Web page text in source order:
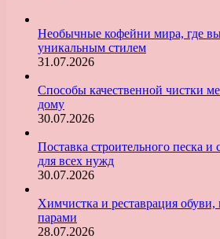
Необычные кофейни мира, где
уникальным стилем
31.07.2026
Способы качественной чистки
дому
30.07.2026
Поставка строительного песка
для всех нужд
30.07.2026
Химчистка и реставрация
парами
28.07.2026